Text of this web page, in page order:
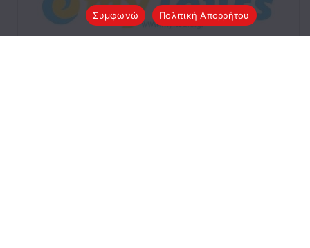
Συμφωνώ
Πολιτική Απορρήτου